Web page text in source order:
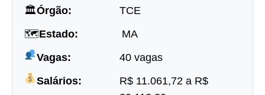
🏛Órgão:
TCE
🗺Estado:
MA
Vagas:
40 vagas
Salários:
R$ 11.061,72 a R$